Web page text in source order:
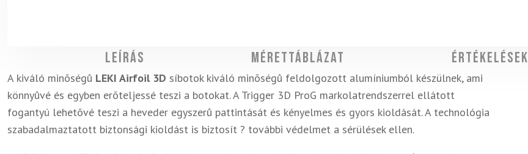
Leírás Mérettáblázat Értékelések
A kiváló minõségû LEKI Airfoil 3D síbotok kiváló minõségû feldolgozott alumíniumból készülnek, ami
könnyûvé és egyben erõteljessé teszi a botokat. A Trigger 3D ProG markolatrendszerrel ellátott
fogantyú lehetõvé teszi a heveder egyszerû pattintását és kényelmes és gyors kioldását. A technológia
szabadalmaztatott biztonsági kioldást is biztosít ? további védelmet a sérülések ellen.